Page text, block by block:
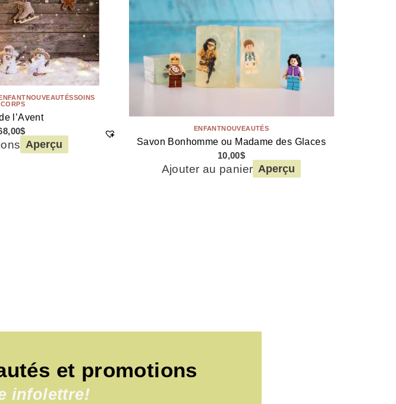
NOUVEAUTÉSSOINS
l’Avent
$
Aperçu
ENFANTNOUVEAUTÉS
Savon Bonhomme ou Madame des Glaces
10,00$
Ajouter au panier Aperçu
et promotions
infolettre!